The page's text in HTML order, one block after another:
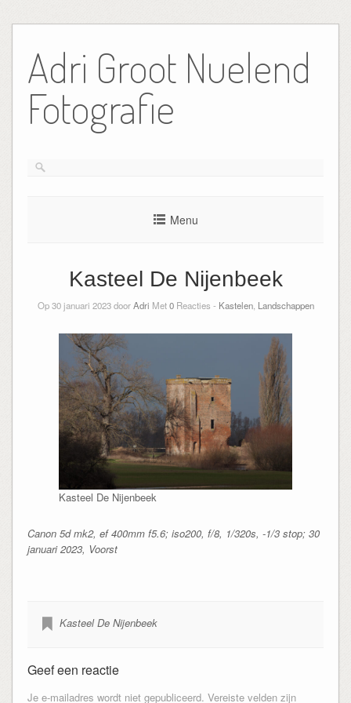
de
inhoud
Adri Groot Nuelend
Fotografie
Menu
Kasteel De Nijenbeek
Op 30 januari 2023 doorAdri Met0Reacties - Kastelen, Landschappen
Kasteel De Nijenbeek
Canon 5d mk2, ef 400mm f5.6; iso200, f/8, 1/320s, -1/3 stop; 30
januari 2023, Voorst
Kasteel De Nijenbeek
Geef een reactie
Je e-mailadres wordt niet gepubliceerd. Vereiste velden zijn